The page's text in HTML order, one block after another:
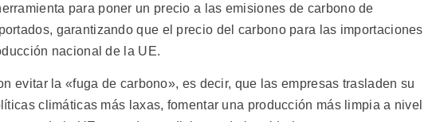
para poner un precio a las emisiones de carbono de
garantizando que el precio del carbono para las importaciones
nacional de la UE.
evitar la «fuga de carbono», es decir, que las empresas trasladen su
climáticas más laxas, fomentar una producción más limpia a nivel